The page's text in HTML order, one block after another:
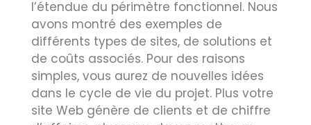
l’étendue du périmètre fonctionnel. Nous
avons montré des exemples de
différents types de sites, de solutions et
de coûts associés. Pour des raisons
simples, vous aurez de nouvelles idées
dans le cycle de vie du projet. Plus votre
site Web génère de clients et de chiffre